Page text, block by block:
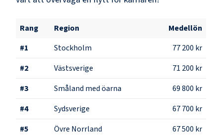
Rang Region
Medellön
#1 Stockholm
77 200 kr
#2 Västsverige
71 200 kr
#3 Småland med öarna
69 800 kr
#4 Sydsverige
67 700 kr
#5 Övre Norrland
67 500 kr